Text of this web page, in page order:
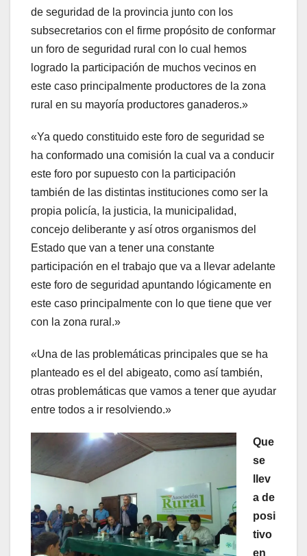
de seguridad de la provincia junto con los
subsecretarios con el firme propósito de conformar
un foro de seguridad rural con lo cual hemos
logrado la participación de muchos vecinos en
este caso principalmente productores de la zona
rural en su mayoría productores ganaderos.»
«Ya quedo constituido este foro de seguridad se
ha conformado una comisión la cual va a conducir
este foro por supuesto con la participación
también de las distintas instituciones como ser la
propia policía, la justicia, la municipalidad,
concejo deliberante y así otros organismos del
Estado que van a tener una constante
participación en el trabajo que va a llevar adelante
este foro de seguridad apuntando lógicamente en
este caso principalmente con lo que tiene que ver
con la zona rural.»
«Una de las problemáticas principales que se ha
planteado es el del abigeato, como así también,
otras problemáticas que vamos a tener que ayudar
entre todos a ir resolviendo.»
Que
se
llev
a de
posi
tivo
en